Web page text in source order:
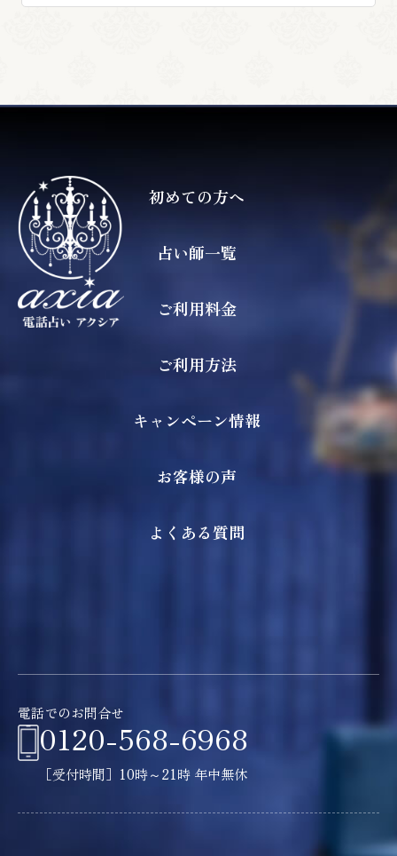
初めての方へ
占い師一覧
ご利用料金
ご利用方法
キャンペーン情報
お客様の声
よくある質問
電話でのお問合せ
0120-568-6968
［受付時間］10時～21時 年中無休